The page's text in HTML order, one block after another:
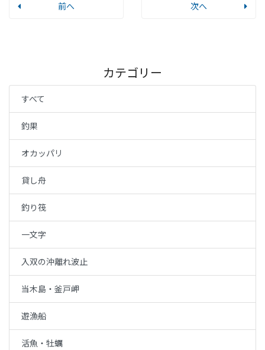
前へ 次へ
カテゴリー
すべて
釣果
オカッパリ
貸し舟
釣り筏
一文字
入双の沖離れ波止
当木島・釜戸岬
遊漁船
活魚・牡蠣